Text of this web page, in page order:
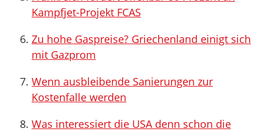
Kampfjet-Projekt FCAS
Zu hohe Gaspreise? Griechenland einigt sich
mit Gazprom
Wenn ausbleibende Sanierungen zur
Kostenfalle werden
Was interessiert die USA denn schon die